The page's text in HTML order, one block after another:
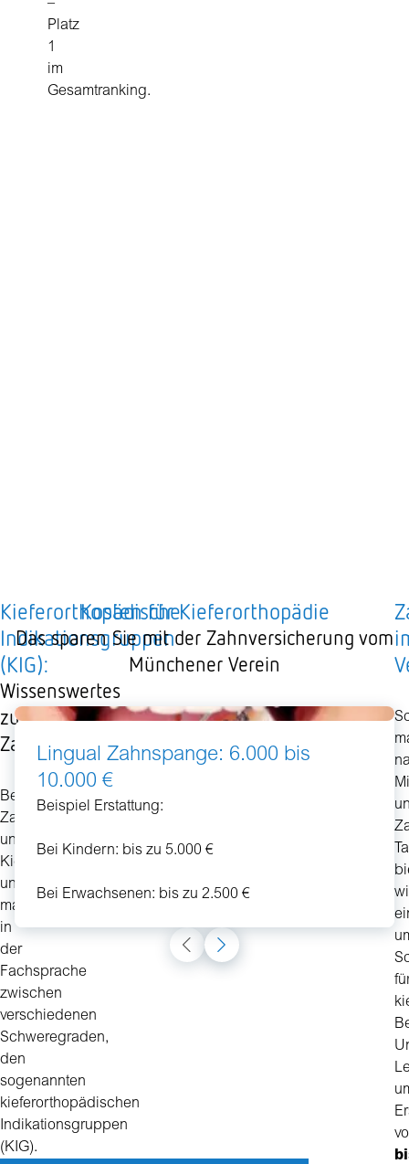
–
Platz
1
im
Gesamtranking.
Kieferorthopädische
Indikationsgruppen
(KIG):
Wissenswertes
zu
Zahnfehlstellungen
Bei
Zahn-
und
Kieferfehlstellungen
unterscheidet
man
in
der
Fachsprache
zwischen
verschiedenen
Schweregraden,
den
sogenannten
kieferorthopädischen
Indikationsgruppen
(KIG).
Kosten für Kieferorthopädie
Das sparen Sie mit der Zahnversicherung vom
Münchener Verein
Lingual Zahnspange: 6.000 bis
10.000 €
Beispiel Erstattung:
Bei Kindern: bis zu 5.000 €
Bei Erwachsenen: bis zu 2.500 €